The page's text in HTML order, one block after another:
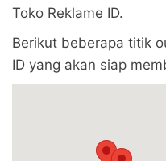
Toko Reklame ID.
Berikut beberapa titik
ID yang akan siap